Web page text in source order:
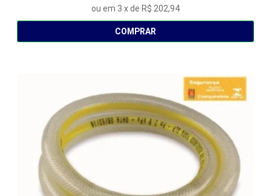
ou em 3 x de R$ 202,94
COMPRAR